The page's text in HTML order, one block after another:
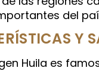
del
Y
Huila es